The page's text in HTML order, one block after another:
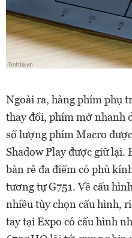
Ngoài ra, hàng phím phụ
thay đổi, phím mở nhanh
số lượng phím Macro
Shadow Play được giữ lại.
bàn rê đa điểm có phủ
tương tự G751. Về cấu
nhiều tùy chọn cấu hình,
tay tại Expo có cấu hình